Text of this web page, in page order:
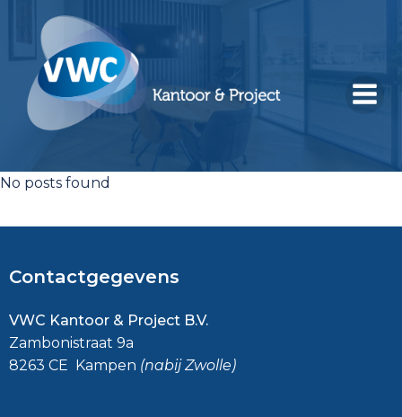
naar
No posts found
Contactgegevens
VWC Kantoor & Project B.V.
Zambonistraat 9a
8263 CE Kampen (nabij Zwolle)